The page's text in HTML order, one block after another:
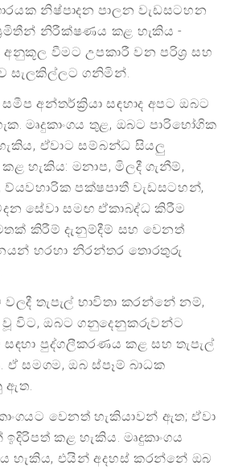
නිෂ්පාදන පාලන වැඩසටහන
නිරීක්ෂණය කළ හැකිය -
වීමට උපකාරී වන පරිශ්‍ර සහ
සැලකිල්ලට ගනිමින්.
අන්තර්ක්‍රියා සඳහාද අපට ඔබට
මෘදුකාංගය තුළ, ඔබට පාරිභෝගික
ඒවාට සම්බන්ධ සියලු
හැකිය: මනාප, මිලදී ගැනීම්,
පක්ෂපාතී වැඩසටහන්,
සේවා සමඟ ඒකාබද්ධ කිරීම
කිරීම් දැනුම්දීම් සහ වෙනත්
හරහා නිරන්තර තොරතුරු
වලදී තැපැල් භාවිතා කරන්නේ නම්,
වූ විට, ඔබට ගනුදෙනුකරුවන්ට
පුද්ගලීකරණය කළ සහ තැපැල්
සමගම, ඔබ ස්පෑම් බාධක
ඇත.
වෙනත් හැකියාවන් ඇත; ඒවා
කළ හැකිය. මෘදුකාංගය
හැකිය, එයින් අදහස් කරන්නේ ඔබ